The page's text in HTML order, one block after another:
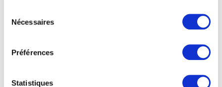
Nécessaires
Préférences
Statistiques